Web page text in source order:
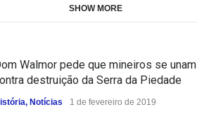
SHOW MORE
Walmor pede que mineiros se unam
destruição da Serra da Piedade
, Notícias 1 de fevereiro de 2019